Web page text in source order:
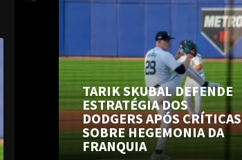
TARIK SKUBAL DEFENDE
ESTRATÉGIA DOS
DODGERS APÓS CRÍTICAS
SOBRE HEGEMONIA DA
FRANQUIA